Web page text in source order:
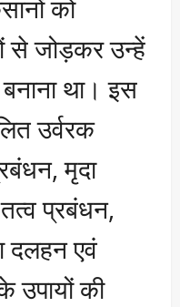
को
से जोड़कर उन्हें
था। इस
उर्वरक
मृदा
प्रबंधन,
दलहन एवं
उपायों की